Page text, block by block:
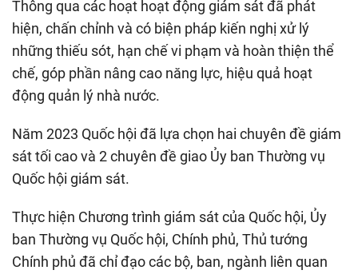
Thông qua các hoạt hoạt động giám sát đã phát
hiện, chấn chỉnh và có biện pháp kiến nghị xử lý
những thiếu sót, hạn chế vi phạm và hoàn thiện thể
chế, góp phần nâng cao năng lực, hiệu quả hoạt
động quản lý nhà nước.
Năm 2023 Quốc hội đã lựa chọn hai chuyên đề giám
sát tối cao và 2 chuyên đề giao Ủy ban Thường vụ
Quốc hội giám sát.
Thực hiện Chương trình giám sát của Quốc hội, Ủy
ban Thường vụ Quốc hội, Chính phủ, Thủ tướng
Chính phủ đã chỉ đạo các bộ, ban, ngành liên quan